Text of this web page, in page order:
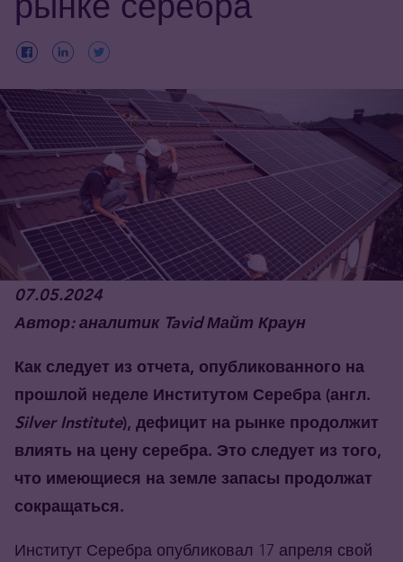
07.05.2024
Автор: аналитик Tavid Майт Краун
Как следует из отчета, опубликованного на
прошлой неделе Институтом Серебра (англ.
Silver Institute), дефицит на рынке продолжит
влиять на цену серебра. Это следует из того,
что имеющиеся на земле запасы продолжат
сокращаться.
Институт Серебра опубликовал 17 апреля свой